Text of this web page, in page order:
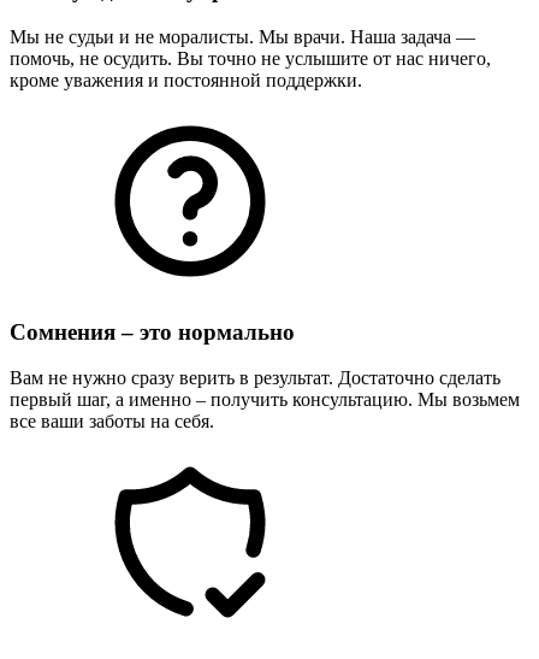
Мы не судьи и не моралисты. Мы врачи. Наша задача —
помочь, не осудить. Вы точно не услышите от нас ничего,
кроме уважения и постоянной поддержки.
Сомнения – это нормально
Вам не нужно сразу верить в результат. Достаточно сделать
первый шаг, а именно – получить консультацию. Мы возьмем
все ваши заботы на себя.